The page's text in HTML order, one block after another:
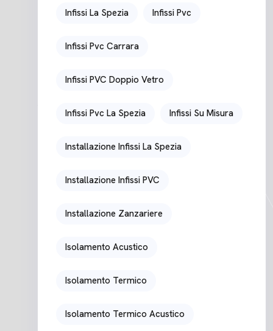
Infissi La Spezia Infissi Pvc
Infissi Pvc Carrara
Infissi PVC Doppio Vetro
Infissi Pvc La Spezia Infissi Su Misura
Installazione Infissi La Spezia
Installazione Infissi PVC
Installazione Zanzariere
Isolamento Acustico
Isolamento Termico
Isolamento Termico Acustico